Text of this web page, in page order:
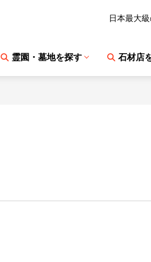
日本最大
霊園・墓地を探す 石材店